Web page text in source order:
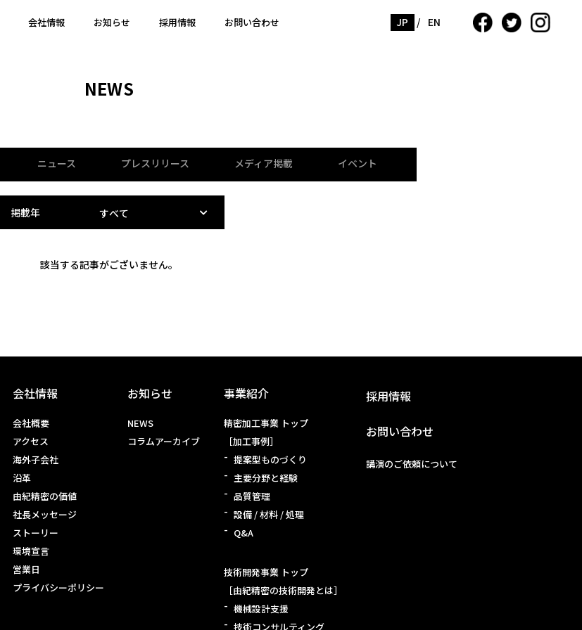
会社情報 お知らせ 採用情報 お問い合わせ JP / EN
NEWS
ニュース プレスリリース メディア掲載 イベント
掲載年
該当する記事がございません。
会社情報
会社概要
アクセス
海外子会社
沿革
由紀精密の価値
社長メッセージ
ストーリー
環境宣言
営業日
プライバシーポリシー
お知らせ
NEWS
コラムアーカイブ
事業紹介
精密加工事業 トップ
［加工事例］
提案型ものづくり
主要分野と経験
品質管理
設備 / 材料 / 処理
Q&A
技術開発事業 トップ
［由紀精密の技術開発とは］
機械設計支援
技術コンサルティング
採用情報
お問い合わせ
講演のご依頼について